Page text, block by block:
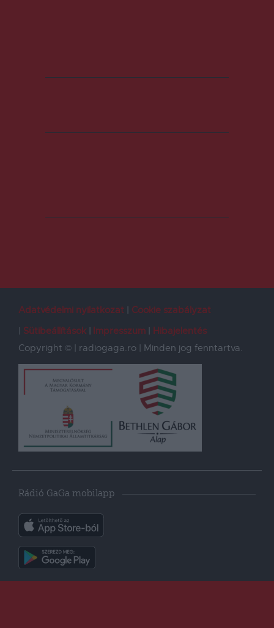
Adatvédelmi nyilatkozat
Cookie szabályzat
Sütibeállítások
Impresszum
Hibajelentés
Copyright © | radiogaga.ro | Minden jog fenntartva.
Rádió GaGa mobilapp